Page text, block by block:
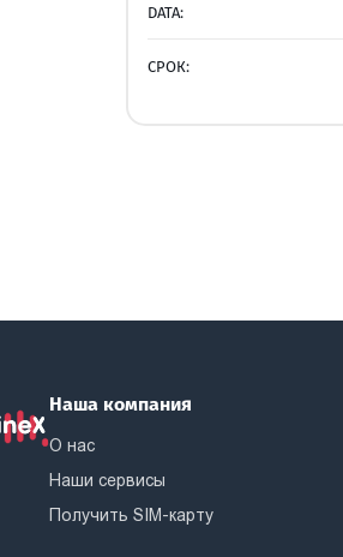
DATA:
СРОК:
Наша компания
О нас
Наши сервисы
Получить SIM-карту